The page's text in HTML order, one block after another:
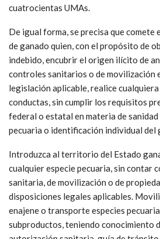
cuatrocientas UMAs.
De igual forma, se precisa que
de ganado quien, con el propósito de
indebido, encubrir el origen ilícito de
controles sanitarios o de movilización
legislación aplicable, realice
conductas, sin cumplir los requisitos
federal o estatal en materia de
pecuaria o identificación individual del
Introduzca al territorio del Estado
cualquier especie pecuaria, sin contar
sanitaria, de movilización o de
disposiciones legales aplicables.
enajene o transporte especies
subproductos, teniendo conocimiento